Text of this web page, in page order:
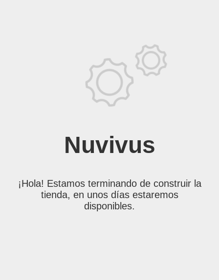
Nuvivus
¡Hola! Estamos terminando de construir la
tienda, en unos días estaremos
disponibles.